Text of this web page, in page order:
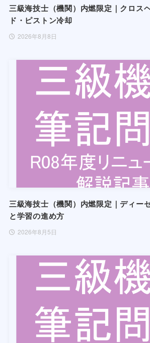
三級海技士（機関）内燃限定｜クロス
ド・ピストン冷却
2026年8月8日
三級海技士（機関）内燃限定｜ディー
と学習の進め方
2026年8月5日